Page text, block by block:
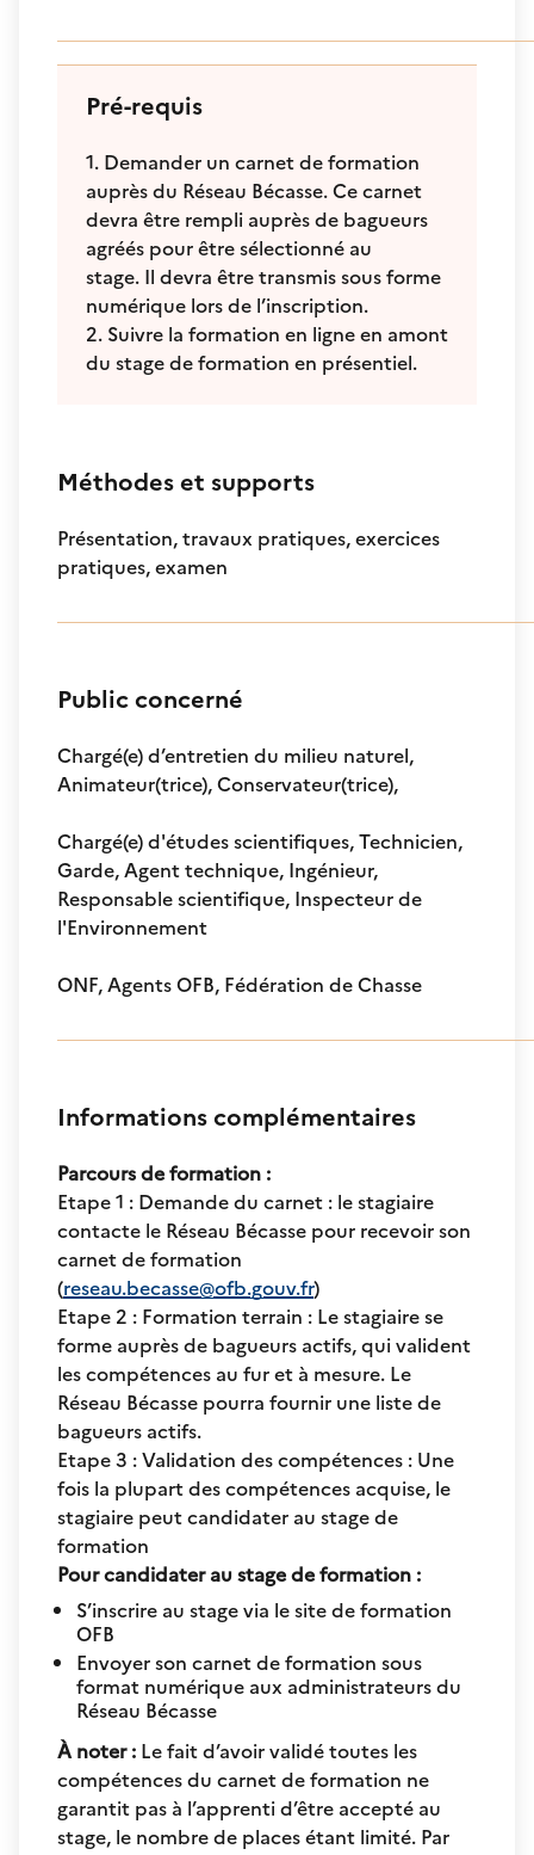
Pré-requis
1. Demander un carnet de formation
auprès du Réseau Bécasse. Ce carnet
devra être rempli auprès de bagueurs
agréés pour être sélectionné au
stage. Il devra être transmis sous forme
numérique lors de l’inscription.
2. Suivre la formation en ligne en amont
du stage de formation en présentiel.
Méthodes et supports
Présentation, travaux pratiques, exercices
pratiques, examen
Public concerné
Chargé(e) d’entretien du milieu naturel,
Animateur(trice), Conservateur(trice),
Chargé(e) d'études scientifiques, Technicien,
Garde, Agent technique, Ingénieur,
Responsable scientifique, Inspecteur de
l'Environnement
ONF, Agents OFB, Fédération de Chasse
Informations complémentaires
Parcours de formation :
Etape 1 : Demande du carnet : le stagiaire
contacte le Réseau Bécasse pour recevoir son
carnet de formation
(reseau.becasse@ofb.gouv.fr)
Etape 2 : Formation terrain : Le stagiaire se
forme auprès de bagueurs actifs, qui valident
les compétences au fur et à mesure. Le
Réseau Bécasse pourra fournir une liste de
bagueurs actifs.
Etape 3 : Validation des compétences : Une
fois la plupart des compétences acquise, le
stagiaire peut candidater au stage de
formation
Pour candidater au stage de formation :
S’inscrire au stage via le site de formation
OFB
Envoyer son carnet de formation sous
format numérique aux administrateurs du
Réseau Bécasse
À noter : Le fait d’avoir validé toutes les
compétences du carnet de formation ne
garantit pas à l’apprenti d’être accepté au
stage, le nombre de places étant limité. Par